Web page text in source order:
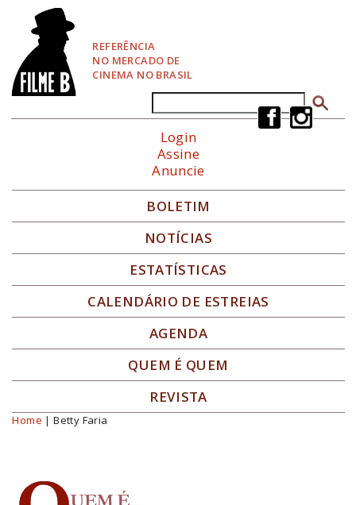
REFERÊNCIA
NO MERCADO DE
CINEMA NO BRASIL
Formulário de busca
Login
Assine
Anuncie
BOLETIM
NOTÍCIAS
ESTATÍSTICAS
CALENDÁRIO DE ESTREIAS
AGENDA
QUEM É QUEM
REVISTA
Você está aqui
Home | Betty Faria